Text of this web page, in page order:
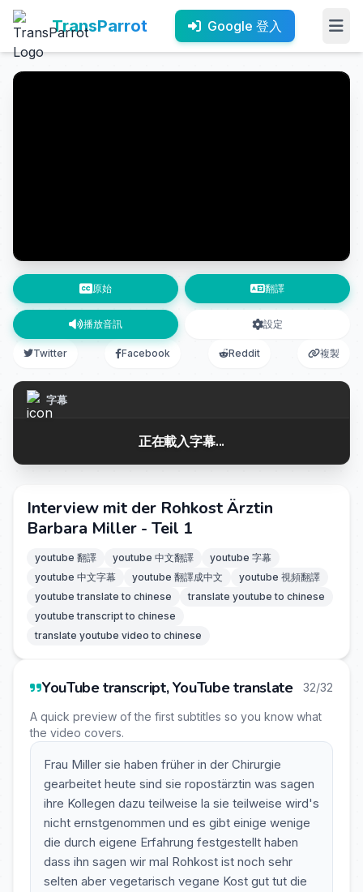
TransParrot Google 登入
原始 翻譯
播放音訊 設定
Twitter Facebook Reddit 複製
字幕
正在載入字幕...
Interview mit der Rohkost Ärztin
Barbara Miller - Teil 1
youtube 翻譯 youtube 中文翻譯
youtube 字幕
youtube 中文字幕
youtube 翻譯成中文
youtube 視頻翻譯
youtube translate to chinese
translate youtube to chinese
youtube transcript to chinese
translate youtube video to chinese
YouTube transcript, YouTube translate 32/32
A quick preview of the first subtitles so you know what
the video covers.
Frau Miller sie haben früher in der Chirurgie
gearbeitet heute sind sie ropostärztin was sagen
ihre Kollegen dazu teilweise la sie teilweise wird's
nicht ernstgenommen und es gibt einige wenige
die durch eigene Erfahrung festgestellt haben
dass ihn sagen wir mal Rohkost ist noch sehr
selten aber vegetarisch vegane Kost gut tut die